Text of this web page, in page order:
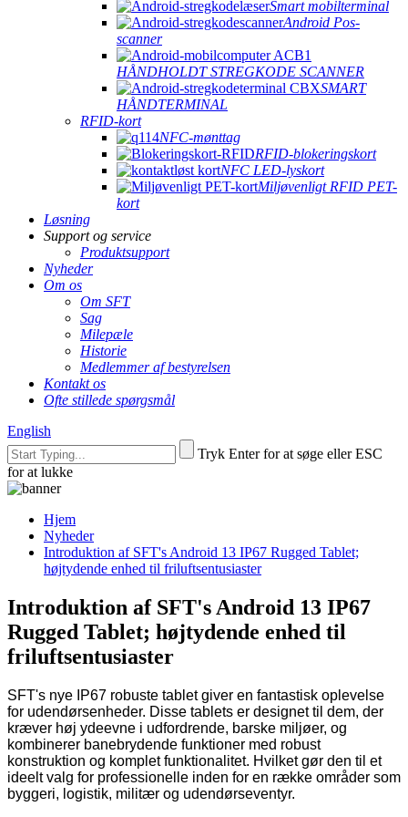
Smart mobilterminal
Android Pos-
scanner
HÅNDHOLDT STREGKODE SCANNER
SMART
HÅNDTERMINAL
RFID-kort
NFC-mønttag
RFID-blokeringskort
NFC LED-lyskort
Miljøvenligt RFID PET-
kort
Løsning
Support og service
Produktsupport
Nyheder
Om os
Om SFT
Sag
Milepæle
Historie
Medlemmer af bestyrelsen
Kontakt os
Ofte stillede spørgsmål
English
Tryk Enter for at søge eller ESC
for at lukke
Hjem
Nyheder
Introduktion af SFT's Android 13 IP67 Rugged Tablet;
højtydende enhed til friluftsentusiaster
Introduktion af SFT's Android 13 IP67
Rugged Tablet; højtydende enhed til
friluftsentusiaster
SFT's nye IP67 robuste tablet giver en fantastisk oplevelse
for udendørsenheder. Disse tablets er designet til dem, der
kræver høj ydeevne i udfordrende, barske miljøer, og
kombinerer banebrydende funktioner med robust
konstruktion og komplet funktionalitet. Hvilket gør den til et
ideelt valg for professionelle inden for en række områder som
byggeri, logistik, militær og udendørseventyr.